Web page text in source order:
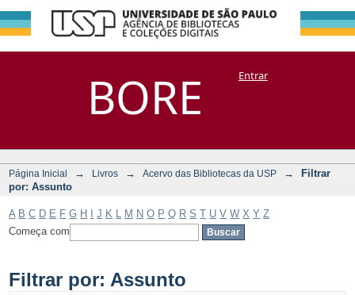
BORE
Filtrar por:
Assunto
DSpace/Manakin + CoriscoEntrar
Página Inicial → Livros → Acervo das Bibliotecas da USP →
Filtrar
por: Assunto
A B C D E F G H J K M N O P Q R S T U V W X Y Z
Começa com
Filtrar por: Assunto